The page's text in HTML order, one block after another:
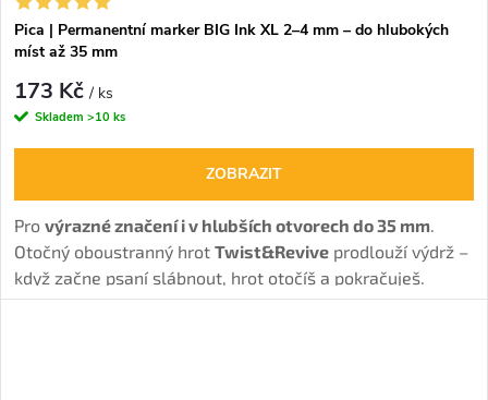
Pica | Permanentní marker BIG Ink XL 2–4 mm – do hlubokých
míst až 35 mm
173 Kč/ ks
Skladem >10 ks
ZOBRAZIT
Pro výrazné značení i v hlubších otvorech do 35 mm.
Otočný oboustranný hrot Twist&Revive prodlouží výdrž –
když začne psaní slábnout, hrot otočíš a pokračuješ.